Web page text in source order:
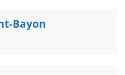
Bayon